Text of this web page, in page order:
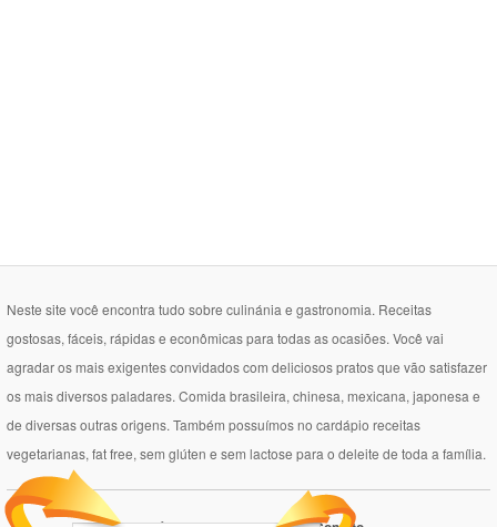
Neste site você encontra tudo sobre culinánia e gastronomia. Receitas
gostosas, fáceis, rápidas e econômicas para todas as ocasiões. Você vai
agradar os mais exigentes convidados com deliciosos pratos que vão satisfazer
os mais diversos paladares. Comida brasileira, chinesa, mexicana, japonesa e
de diversas outras origens. Também possuímos no cardápio receitas
vegetarianas, fat free, sem glúten e sem lactose para o deleite de toda a família.